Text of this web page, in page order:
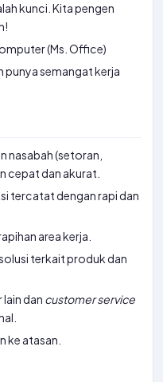
kunci. Kita pengen
(Ms. Office)
punya semangat kerja
nasabah (setoran,
cepat dan akurat.
tercatat dengan rapi dan
area kerja.
terkait produk dan
dan customer service
ke atasan.